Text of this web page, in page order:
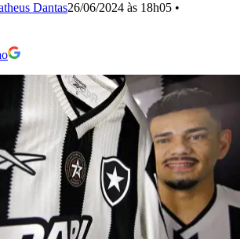
Dantas26/06/2024 às 18h05 •